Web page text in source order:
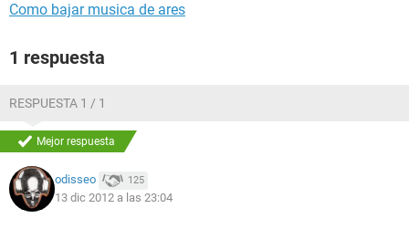
Como bajar musica de ares
1 respuesta
RESPUESTA 1 / 1
Mejor respuesta
odisseo 125
13 dic 2012 a las 23:04